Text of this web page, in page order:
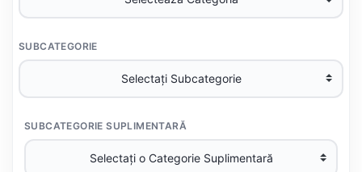
SUBCATEGORIE
SUBCATEGORIE SUPLIMENTARĂ